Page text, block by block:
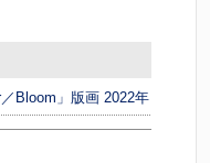
Bloom」版画 2022年